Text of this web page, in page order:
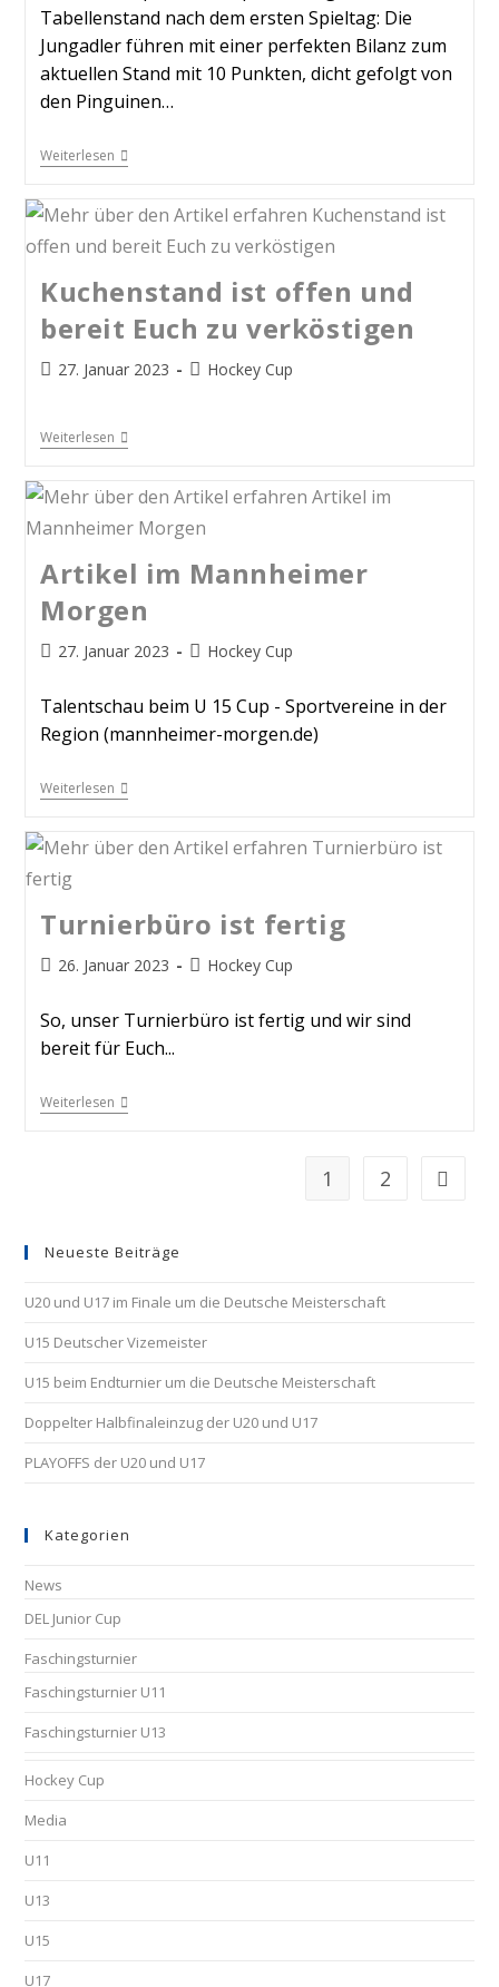
Tabellenstand nach dem ersten Spieltag: Die
Jungadler führen mit einer perfekten Bilanz zum
aktuellen Stand mit 10 Punkten, dicht gefolgt von
den Pinguinen…
Weiterlesen
Kuchenstand ist offen und
bereit Euch zu verköstigen
27. Januar 2023 Hockey Cup
Weiterlesen
Artikel im Mannheimer
Morgen
27. Januar 2023 Hockey Cup
Talentschau beim U 15 Cup - Sportvereine in der
Region (mannheimer-morgen.de)
Weiterlesen
Turnierbüro ist fertig
26. Januar 2023 Hockey Cup
So, unser Turnierbüro ist fertig und wir sind
bereit für Euch...
Weiterlesen
1 2
Neueste Beiträge
U20 und U17 im Finale um die Deutsche Meisterschaft
U15 Deutscher Vizemeister
U15 beim Endturnier um die Deutsche Meisterschaft
Doppelter Halbfinaleinzug der U20 und U17
PLAYOFFS der U20 und U17
Kategorien
News
DEL Junior Cup
Faschingsturnier
Faschingsturnier U11
Faschingsturnier U13
Hockey Cup
Media
U11
U13
U15
U17